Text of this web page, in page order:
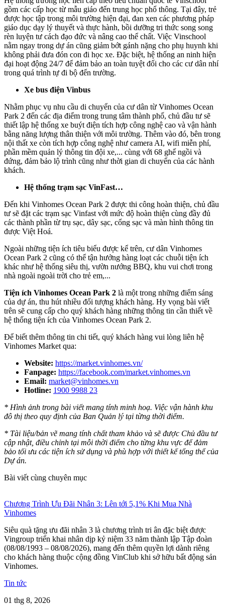
gồm các cấp học từ mẫu giáo đến trung học phổ thông. Tại đây, trẻ
được học tập trong môi trường hiện đại, đan xen các phương pháp
giáo dục dạy lý thuyết và thực hành, bồi dưỡng tri thức song song
rèn luyện tư cách đạo đức và nâng cao thể chất. Việc Vinschool
nằm ngay trong dự án cũng giảm bớt gánh nặng cho phụ huynh khi
không phải đưa đón con đi học xe. Đặc biệt, hệ thống an ninh hiện
đại hoạt động 24/7 để đảm bảo an toàn tuyệt đối cho các cư dân nhí
trong quá trình tự đi bộ đến trường.
Xe bus điện Vinbus
Nhằm phục vụ nhu cầu di chuyển của cư dân từ Vinhomes Ocean
Park 2 đến các địa điểm trong trung tâm thành phố, chủ đầu tư sẽ
thiết lập hệ thống xe buýt điện tích hợp công nghệ cao và vận hành
bằng năng lượng thân thiện với môi trường. Thêm vào đó, bên trong
nội thất xe còn tích hợp công nghệ như camera AI, wifi miễn phí,
phần mềm quản lý thông tin đội xe,... cùng với 68 ghế ngồi và
đứng, đảm bảo lộ trình cũng như thời gian di chuyển của các hành
khách.
Hệ thống trạm sạc VinFast…
Đến khi Vinhomes Ocean Park 2 được thi công hoàn thiện, chủ đầu
tư sẽ đặt các trạm sạc Vinfast với mức độ hoàn thiện cùng đầy đủ
các thành phần từ trụ sạc, dây sạc, cổng sạc và màn hình thông tin
được Việt Hoá.
Ngoài những tiện ích tiêu biểu được kể trên, cư dân Vinhomes
Ocean Park 2 cũng có thể tận hưởng hàng loạt các chuỗi tiện ích
khác như hệ thống siêu thị, vườn nướng BBQ, khu vui chơi trong
nhà ngoài ngoài trời cho trẻ em,...
Tiện ích Vinhomes Ocean Park 2 là một trong những điểm sáng
của dự án, thu hút nhiều đối tượng khách hàng. Hy vọng bài viết
trên sẽ cung cấp cho quý khách hàng những thông tin cần thiết về
hệ thống tiện ích của Vinhomes Ocean Park 2.
Để biết thêm thông tin chi tiết, quý khách hàng vui lòng liên hệ
Vinhomes Market qua:
Website: https://market.vinhomes.vn/
Fanpage: https://facebook.com/market.vinhomes.vn
Email: market@vinhomes.vn
Hotline: 1900 9988 23
* Hình ảnh trong bài viết mang tính minh hoạ. Việc vận hành khu
đô thị theo quy định của Ban Quản lý tại từng thời điểm.
* Tài liệu/bản vẽ mang tính chất tham khảo và sẽ được Chủ đầu tư
cập nhật, điều chỉnh tại mỗi thời điểm cho từng khu vực để đảm
bảo tối ưu các tiện ích sử dụng và phù hợp với thiết kế tổng thể của
Dự án.
Bài viết cùng chuyên mục
Chương Trình Ưu Đãi Nhân 3: Lên tới 5,1% Khi Mua Nhà
Vinhomes
Siêu quà tặng ưu đãi nhân 3 là chương trình tri ân đặc biệt được
Vingroup triển khai nhân dịp kỷ niệm 33 năm thành lập Tập đoàn
(08/08/1993 – 08/08/2026), mang đến thêm quyền lợi dành riêng
cho khách hàng thuộc cộng đồng VinClub khi sở hữu bất động sản
Vinhomes.
Tin tức
01 thg 8, 2026